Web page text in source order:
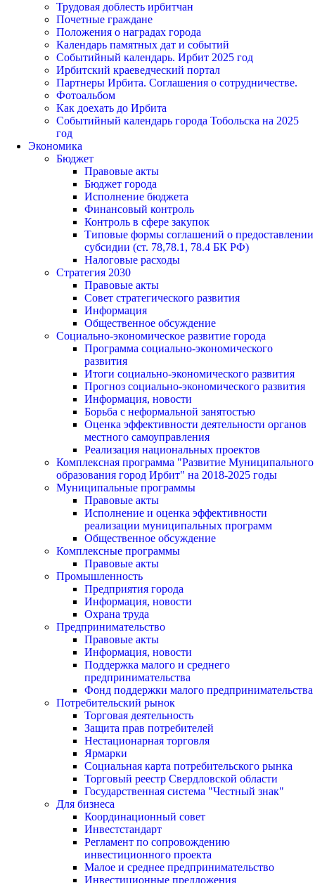
Трудовая доблесть ирбитчан
Почетные граждане
Положения о наградах города
Календарь памятных дат и событий
Событийный календарь. Ирбит 2025 год
Ирбитский краеведческий портал
Партнеры Ирбита. Соглашения о сотрудничестве.
Фотоальбом
Как доехать до Ирбита
Событийный календарь города Тобольска на 2025
год
Экономика
Бюджет
Правовые акты
Бюджет города
Исполнение бюджета
Финансовый контроль
Контроль в сфере закупок
Типовые формы соглашений о предоставлении
субсидии (ст. 78,78.1, 78.4 БК РФ)
Налоговые расходы
Стратегия 2030
Правовые акты
Совет стратегического развития
Информация
Общественное обсуждение
Социально-экономическое развитие города
Программа социально-экономического
развития
Итоги социально-экономического развития
Прогноз социально-экономического развития
Информация, новости
Борьба с неформальной занятостью
Оценка эффективности деятельности органов
местного самоуправления
Реализация национальных проектов
Комплексная программа "Развитие Муниципального
образования город Ирбит" на 2018-2025 годы
Муниципальные программы
Правовые акты
Исполнение и оценка эффективности
реализации муниципальных программ
Общественное обсуждение
Комплексные программы
Правовые акты
Промышленность
Предприятия города
Информация, новости
Охрана труда
Предпринимательство
Правовые акты
Информация, новости
Поддержка малого и среднего
предпринимательства
Фонд поддержки малого предпринимательства
Потребительский рынок
Торговая деятельность
Защита прав потребителей
Нестационарная торговля
Ярмарки
Социальная карта потребительского рынка
Торговый реестр Свердловской области
Государственная система "Честный знак"
Для бизнеса
Координационный совет
Инвестстандарт
Регламент по сопровождению
инвестиционного проекта
Малое и среднее предпринимательство
Инвестиционные предложения